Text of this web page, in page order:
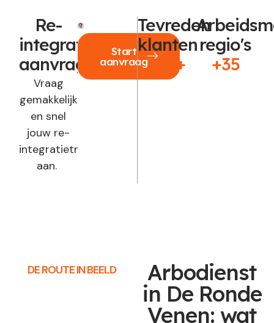
Re-
integratie
aanvragen?
Vraag
gemakkelijk
en snel
jouw re-
integratietraject
aan.
Start
aanvraag
Tevreden
klanten
250+
regio's
+35
DE ROUTE IN BEELD Arbodienst
in De Ronde
Venen: wat